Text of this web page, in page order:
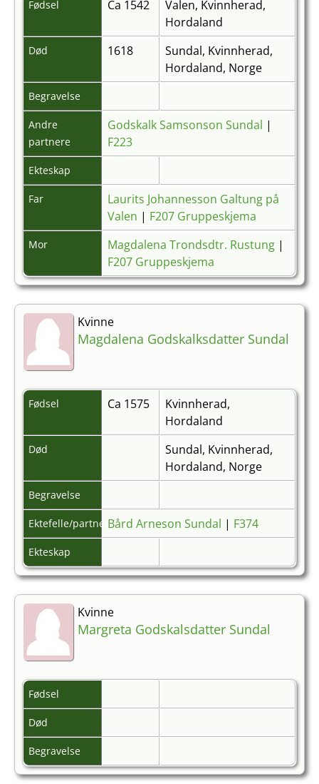
Fødsel Ca 1542
Valen, Kvinnherad,
Hordaland
Død 1618
Sundal, Kvinnherad,
Hordaland, Norge
Begravelse
Andre
partnere
Godskalk Samsonson Sundal |
F223
Ekteskap
Far
Laurits Johannesson Galtung på
Valen | F207 Gruppeskjema
Mor Magdalena Trondsdtr. Rustung|
F207 Gruppeskjema
Kvinne
Magdalena Godskalksdatter Sundal
Fødsel Ca 1575
Kvinnherad,
Hordaland
Død
Sundal, Kvinnherad,
Hordaland, Norge
Begravelse
Ektefelle/partnerBård Arneson Sundal | F374
Ekteskap
Kvinne
Margreta Godskalsdatter Sundal
Fødsel
Død
Begravelse